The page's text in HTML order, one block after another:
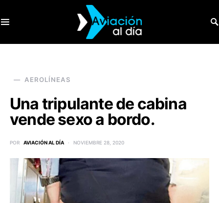
AEROLÍNEAS
Una tripulante de cabina
vende sexo a bordo.
POR AVIACIÓN AL DÍA NOVIEMBRE 28, 2020